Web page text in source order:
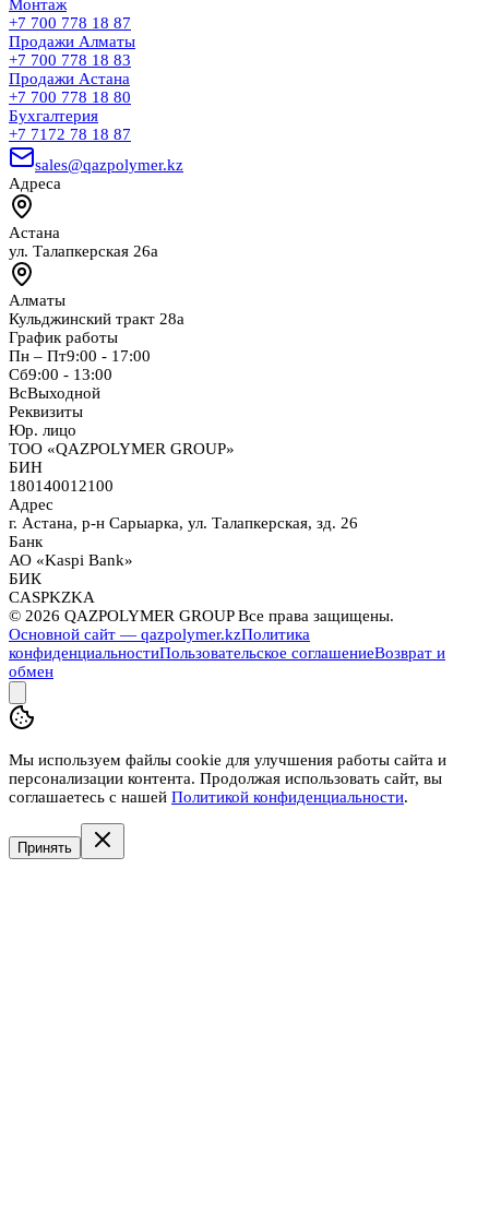
Монтаж
+7 700 778 18 87
Продажи Алматы
+7 700 778 18 83
Продажи Астана
+7 700 778 18 80
Бухгалтерия
+7 7172 78 18 87
sales@qazpolymer.kz
Адреса
Астана
ул. Талапкерская 26а
Алматы
Кульджинский тракт 28а
График работы
Пн – Пт9:00 - 17:00
Сб9:00 - 13:00
ВсВыходной
Реквизиты
Юр. лицо
ТОО «QAZPOLYMER GROUP»
БИН
180140012100
Адрес
г. Астана, р-н Сарыарка, ул. Талапкерская, зд. 26
Банк
АО «Kaspi Bank»
БИК
CASPKZKA
© 2026 QAZPOLYMER GROUP Все права защищены.
Основной сайт — qazpolymer.kzПолитика
конфиденциальностиПользовательское соглашениеВозврат и
обмен
Мы используем файлы cookie для улучшения работы сайта и
персонализации контента. Продолжая использовать сайт, вы
соглашаетесь с нашей Политикой конфиденциальности.
Принять